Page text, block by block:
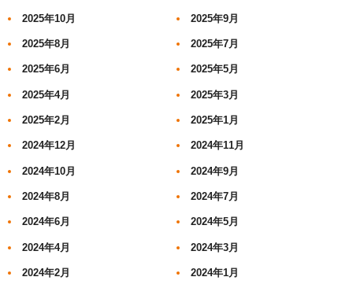
2025年10月 2025年9月
2025年8月 2025年7月
2025年6月 2025年5月
2025年4月 2025年3月
2025年2月 2025年1月
2024年12月 2024年11月
2024年10月 2024年9月
2024年8月 2024年7月
2024年6月 2024年5月
2024年4月 2024年3月
2024年2月 2024年1月